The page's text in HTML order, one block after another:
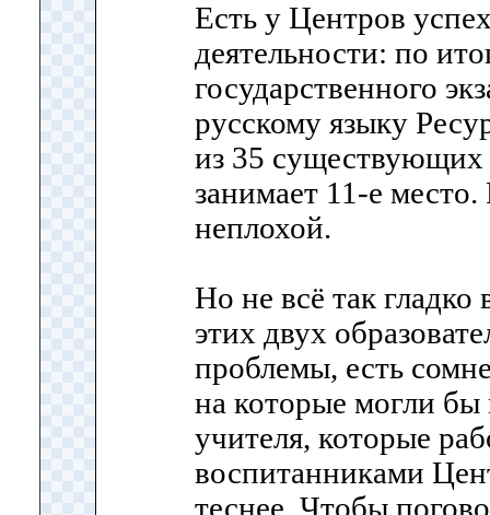
Есть у Центров
деятельности: по
государственного
русскому языку
из 35
занимает 11-е место.
неплохой.
Но не всё так
этих двух
проблемы, есть
на которые могли бы
учителя, которые
воспитанниками
теснее. Чтобы